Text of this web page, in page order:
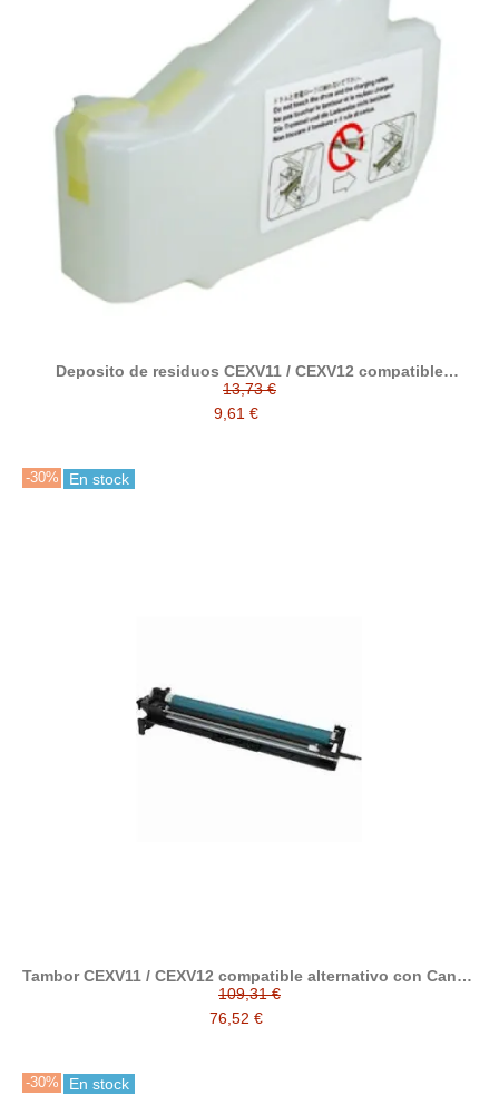
Deposito de residuos CEXV11 / CEXV12 compatible
alternativo con Canon FM2-0303-000
13,73 €
9,61 €
-30% En stock
Tambor CEXV11 / CEXV12 compatible alternativo con Canon
9630A005
109,31 €
76,52 €
-30% En stock